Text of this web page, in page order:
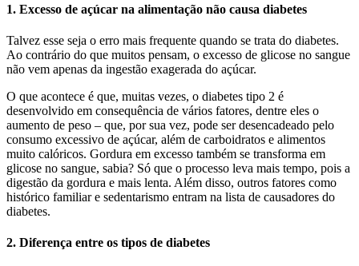
1. Excesso de açúcar na alimentação não causa diabetes
Talvez esse seja o erro mais frequente quando se trata do diabetes.
Ao contrário do que muitos pensam, o excesso de glicose no sangue
não vem apenas da ingestão exagerada do açúcar.
O que acontece é que, muitas vezes, o diabetes tipo 2 é
desenvolvido em consequência de vários fatores, dentre eles o
aumento de peso – que, por sua vez, pode ser desencadeado pelo
consumo excessivo de açúcar, além de carboidratos e alimentos
muito calóricos. Gordura em excesso também se transforma em
glicose no sangue, sabia? Só que o processo leva mais tempo, pois a
digestão da gordura e mais lenta. Além disso, outros fatores como
histórico familiar e sedentarismo entram na lista de causadores do
diabetes.
2. Diferença entre os tipos de diabetes